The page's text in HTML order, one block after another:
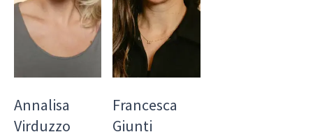
Annalisa
Virduzzo
Francesca
Giunti